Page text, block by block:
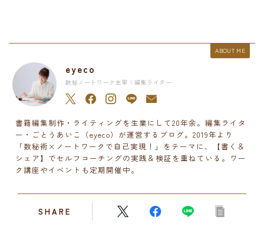
ABOUT ME
eyeco
数秘ノートワーク主宰 | 編集ライター
書籍編集制作・ライティングを生業にして20年余。編集ライタ
ー・ごとうあいこ（eyeco）が運営するブログ。2019年より
「数秘術×ノートワークで自己実現！」をテーマに、【書く＆
シェア】でセルフコーチングの実践＆検証を重ねている。ワー
ク講座やイベントも定期開催中。
SHARE